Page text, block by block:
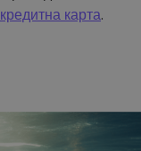
кредитна карта.